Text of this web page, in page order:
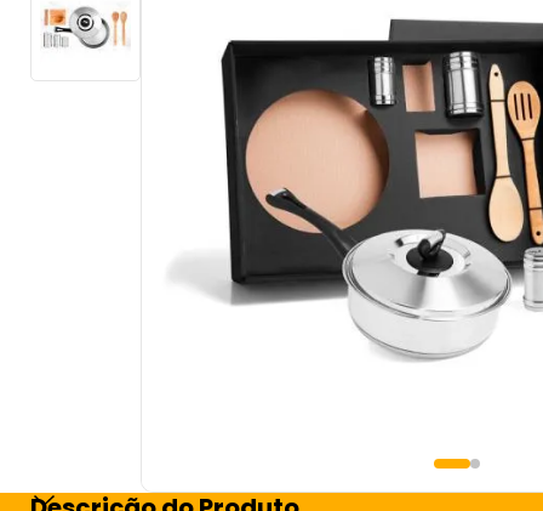
Descrição do Produto